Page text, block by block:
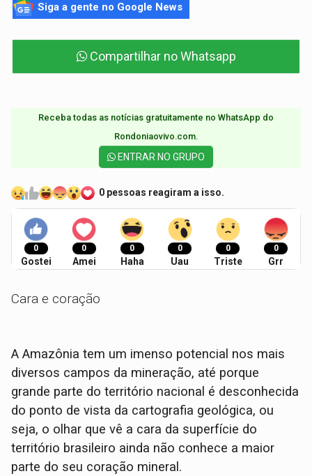
Siga a gente no Google News
Compartilhar no Whatsapp
Receba todas as notícias gratuitamente no WhatsApp do
Rondoniaovivo.com.​
ENTRAR NO GRUPO
0 pessoas reagiram a isso.
0
Gostei
0
Amei
0
Haha
0
Uau
0
Triste
0
Grr
Cara e coração
A Amazônia tem um imenso potencial nos mais
diversos campos da mineração, até porque
grande parte do território nacional é desconhecida
do ponto de vista da cartografia geológica, ou
seja, o olhar que vê a cara da superfície do
território brasileiro ainda não conhece a maior
parte do seu coração mineral.